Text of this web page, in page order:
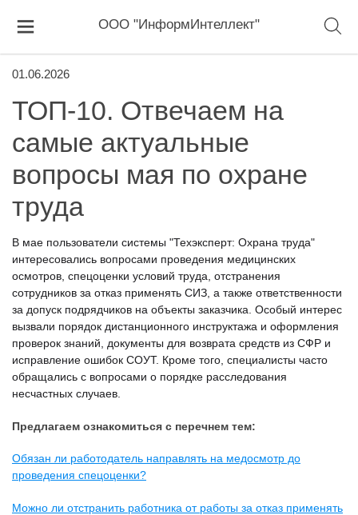
ООО "ИнформИнтеллект"
01.06.2026
ТОП-10. Отвечаем на
самые актуальные
вопросы мая по охране
труда
В мае пользователи системы "Техэксперт: Охрана труда"
интересовались вопросами проведения медицинских
осмотров, спецоценки условий труда, отстранения
сотрудников за отказ применять СИЗ, а также ответственности
за допуск подрядчиков на объекты заказчика. Особый интерес
вызвали порядок дистанционного инструктажа и оформления
проверок знаний, документы для возврата средств из СФР и
исправление ошибок СОУТ. Кроме того, специалисты часто
обращались с вопросами о порядке расследования
несчастных случаев.
Предлагаем ознакомиться с перечнем тем:
Обязан ли работодатель направлять на медосмотр до
проведения спецоценки?
Можно ли отстранить работника от работы за отказ применять